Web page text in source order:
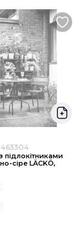
підлокітниками
сіре LÄCKÖ,